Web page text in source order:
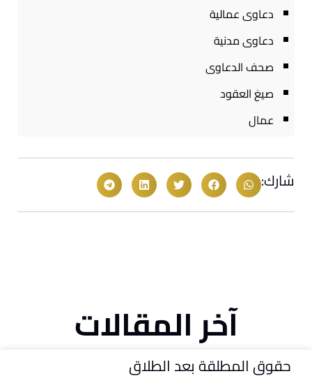
دعاوى عمالية
دعاوى مدنية
صحف الدعاوى
صيغ العقود
عمال
شارك:
آخر المقالات
حقوق المطلقة بعد الطلاق